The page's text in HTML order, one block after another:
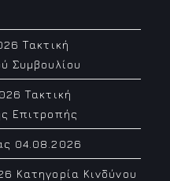
Τακτική
Συμβουλίου
Τακτική
Επιτροπής
04.08.2026
Κατηγορία Κινδύνου